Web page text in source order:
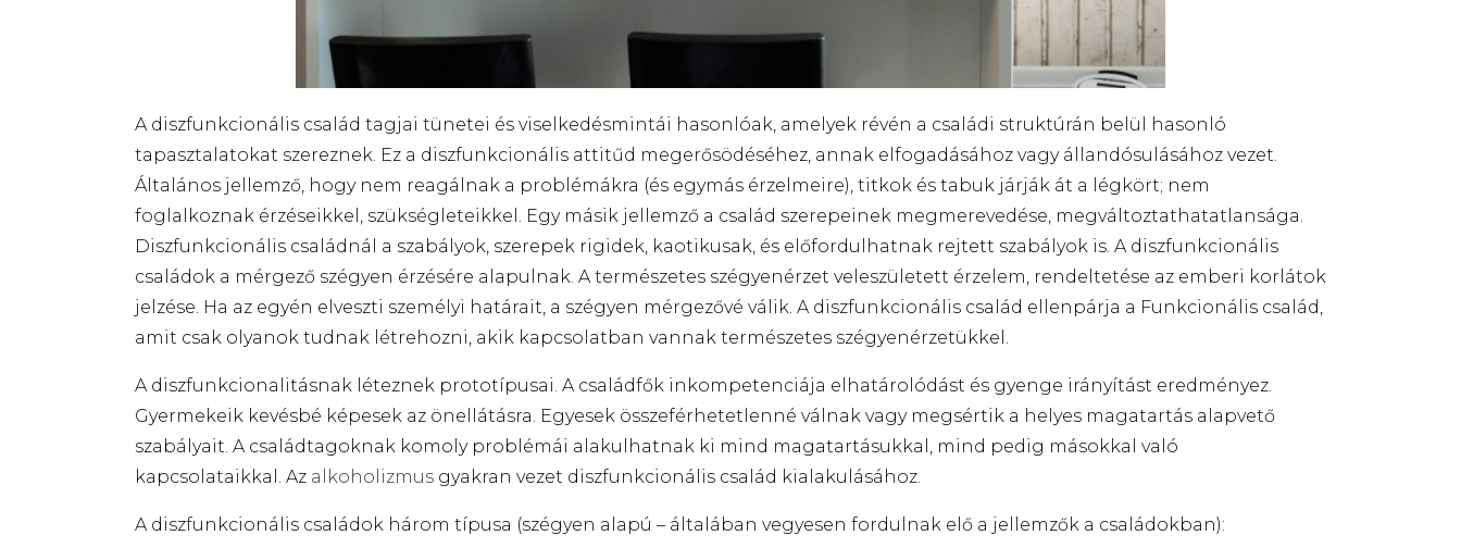
A diszfunkcionális család tagjai tünetei és viselkedésmintái hasonlóak, amelyek révén a családi struktúrán belül hasonló
tapasztalatokat szereznek. Ez a diszfunkcionális attitűd megerősödéséhez, annak elfogadásához vagy állandósulásához vezet.
Általános jellemző, hogy nem reagálnak a problémákra (és egymás érzelmeire), titkok és tabuk járják át a légkört; nem
foglalkoznak érzéseikkel, szükségleteikkel. Egy másik jellemző a család szerepeinek megmerevedése, megváltoztathatatlansága.
Diszfunkcionális családnál a szabályok, szerepek rigidek , kaotikusak, és előfordulhatnak rejtett szabályok is. A diszfunkcionális
családok a mérgező szégyen érzésére alapulnak. A természetes szégyenérzet veleszületett érzelem, rendeltetése az emberi korlátok
jelzése. Ha az egyén elveszti személyi határait, a szégyen mérgezővé válik. A diszfunkcionális család ellenpárja a Funkcionális család,
amit csak olyanok tudnak létrehozni, akik kapcsolatban vannak természetes szégyenérzetükkel.
A diszfunkcionalitásnak léteznek prototípusai. A családfők inkompetenciája elhatárolódást és gyenge irányítást eredményez.
Gyermekeik kevésbé képesek az önellátásra. Egyesek összeférhetetlenné válnak vagy megsértik a helyes magatartás alapvető
szabályait. A családtagoknak komoly problémái alakulhatnak ki mind magatartásukkal, mind pedig másokkal való
kapcsolataikkal. Az alkoholizmus gyakran vezet diszfunkcionális család kialakulásához.
A diszfunkcionális családok három típusa (szégyen alapú – általában vegyesen fordulnak elő a jellemzők a családokban):